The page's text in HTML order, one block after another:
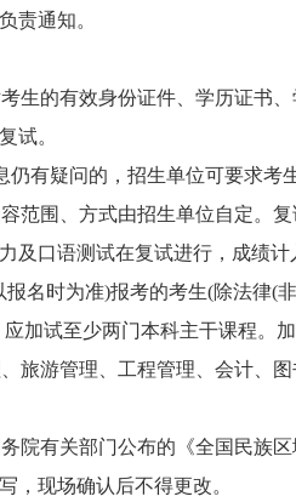
通知。
的有效身份证件、学历证书、
试。
疑问的，招生单位可要求考
围、方式由招生单位自定。复
及口语测试在复试进行，成绩计
时为准)报考的考生(除法律(
加试至少两门本科主干课程。加
游管理、工程管理、会计、图
有关部门公布的《全国民族区
，现场确认后不得更改。